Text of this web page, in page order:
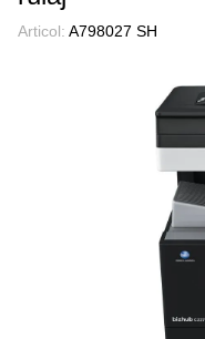
Articol: A798027 SH